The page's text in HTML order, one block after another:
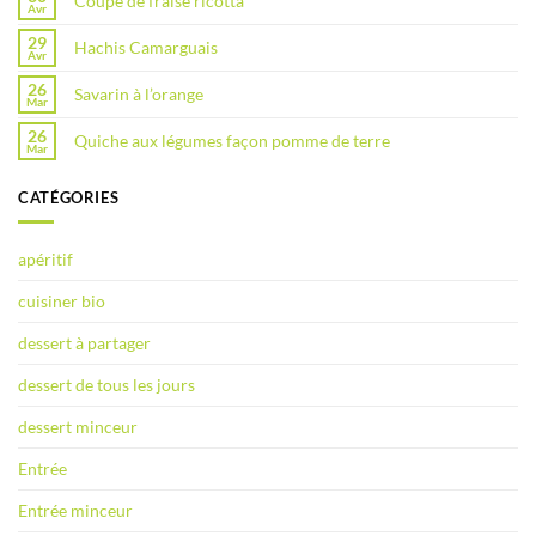
Avr
29
Avr Hachis Camarguais
26
Mar Savarin à l’orange
26
Mar Quiche aux légumes façon pomme de terre
CATÉGORIES
apéritif
cuisiner bio
dessert à partager
dessert de tous les jours
dessert minceur
Entrée
Entrée minceur